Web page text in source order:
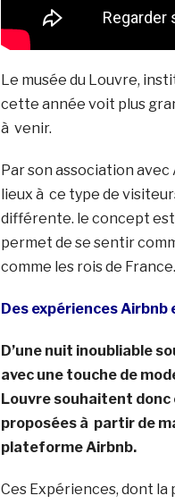
Le musée du Louvre,
cette année voit plus
à venir.
Par son association
lieux à ce type de
différente. le concept est
permet de se sentir
comme les rois de France.
Des expériences Airbnb
D’une nuit inoubliable
avec une touche de
Louvre souhaitent
proposées à partir de
plateforme Airbnb.
Ces Expériences, dont la